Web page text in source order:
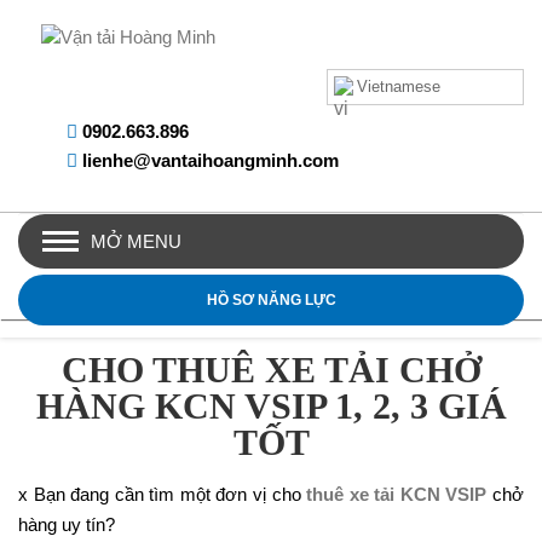
Vietnamese
0902.663.896
lienhe@vantaihoangminh.com
MỞ MENU
HỒ SƠ NĂNG LỰC
CHO THUÊ XE TẢI CHỞ
HÀNG KCN VSIP 1, 2, 3 GIÁ
TỐT
x Bạn đang cần tìm một đơn vị chothuê xe tải KCN VSIP chở
hàng uy tín?